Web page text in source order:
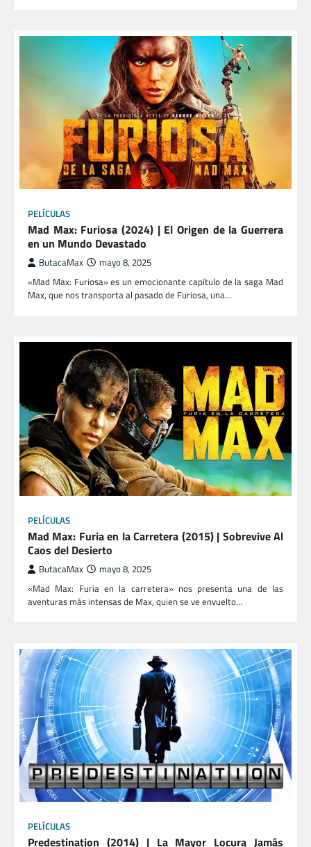
PELÍCULAS
Mad Max: Furiosa (2024) | El Origen de la Guerrera
en un Mundo Devastado
ButacaMax mayo 8, 2025
«Mad Max: Furiosa» es un emocionante capítulo de la saga Mad
Max, que nos transporta al pasado de Furiosa, una…
PELÍCULAS
Mad Max: Furia en la Carretera (2015) | Sobrevive Al
Caos del Desierto
ButacaMax mayo 8, 2025
«Mad Max: Furia en la carretera» nos presenta una de las
aventuras más intensas de Max, quien se ve envuelto…
PELÍCULAS
Predestination (2014) | La Mayor Locura Jamás